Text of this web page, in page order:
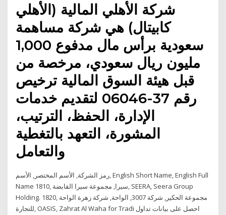
شركة الأهلي المالية (الأهلي
كابيتال) هي شركة مساهمة
سعودية برأس مال مدفوع 1,000
مليون ريال سعودي، مرخصة من
قبل هيئة السوق المالية ترخيص
رقم 37-06046 لتقديم خدمات
الإدارة، الحفظ، الترتيب،
المشورة، التعهد بالتغطية
والتعامل
رمز الشركة, الأسم المختصر, الأسم, English Short Name, English Full
Name 1810, سيرا, مجموعة سيرا القابضة, SEERA, Seera Group
Holding. 1820, مجموعة الحكير, شركة 3007, الواحة, شركة زهرة الواحة
للتجارة, OASIS, Zahrat Al Waha for Tradi احصل على بيانات تداول